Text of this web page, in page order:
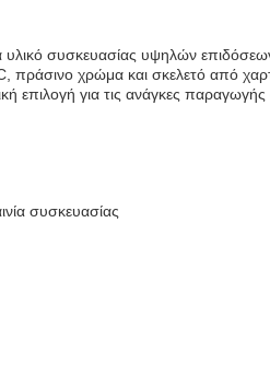
υλικό συσκευασίας υψηλών
πράσινο χρώμα και σκελετό από
επιλογή για τις ανάγκες παραγωγής
συσκευασίας